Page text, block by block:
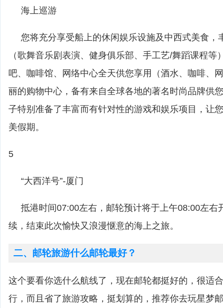
海上巡游
您将充分享受船上的休闲娱乐设施及中西式美食，
（歌舞音乐剧表演、健身俱乐部、手工艺/舞蹈课程等
吧、咖啡馆、网络中心全天供您享用（酒水、咖啡、
丽的购物中心，备有来自全球各地的著名时尚品牌供
子特别准备了丰富而有针对性的游戏和娱乐项目，让
美假期。
5
“大西洋号”-厦门
抵港时间07:00左右，邮轮预计将于上午08:00左右
续，结束此次愉快又浪漫惬意的海上之旅。
二、邮轮旅游什么邮轮最好？
这个要看你选什么航线了，现在邮轮都挺好的，很适
行，而且省了旅游攻略，挺划算的，推荐你去玩星梦